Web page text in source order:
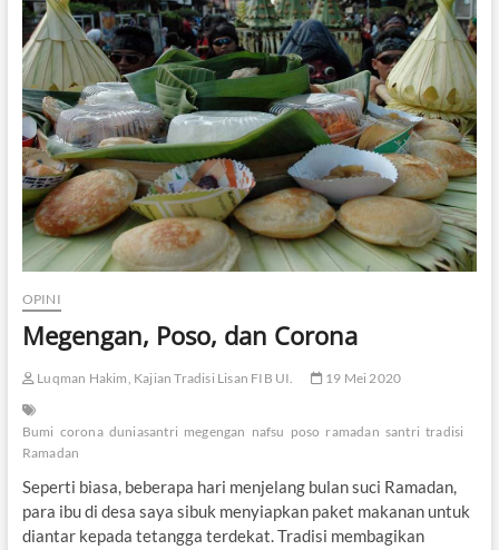
E
R
A
K
H
I
R
D
A
R
I
P
O
H
OPINI
Megengan, Poso, dan Corona
Luqman Hakim, Kajian Tradisi Lisan FIB UI. 19 Mei 2020
Bumi corona duniasantri megengan nafsu poso ramadan santri tradisi
Ramadan
Seperti biasa, beberapa hari menjelang bulan suci Ramadan,
para ibu di desa saya sibuk menyiapkan paket makanan untuk
diantar kepada tetangga terdekat. Tradisi membagikan